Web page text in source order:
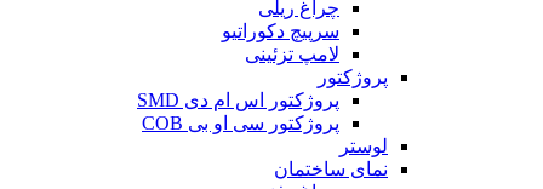
چراغ ریلی
سرپیچ دکوراتیو
لامپ تزئینی
پروژکتور
پروژکتور اس ام دی SMD
پروژکتور سی او بی COB
لوستر
نمای ساختمان